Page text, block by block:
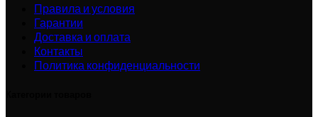
Правила и условия
Гарантии
Доставка и оплата
Контакты
Политика конфиденциальности